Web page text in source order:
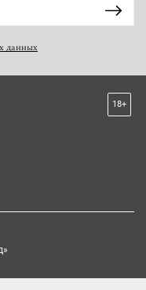
данных
18+